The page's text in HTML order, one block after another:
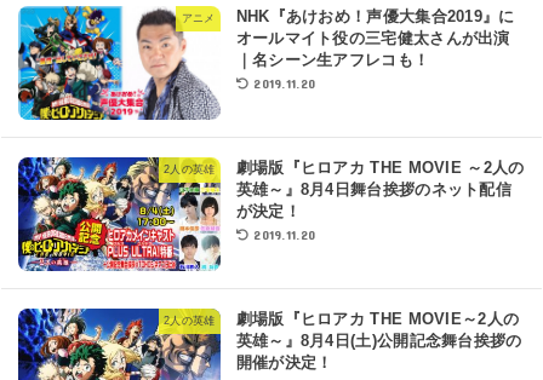
アニメ
NHK『あけおめ！声優大集合2019』に
オールマイト役の三宅健太さんが出演
｜名シーン生アフレコも！
2019.11.20
2人の英雄
劇場版『ヒロアカ THE MOVIE ～2人の
英雄～』8月4日舞台挨拶のネット配信
が決定！
2019.11.20
2人の英雄
劇場版『ヒロアカ THE MOVIE～2人の
英雄～』8月4日(土)公開記念舞台挨拶の
開催が決定！